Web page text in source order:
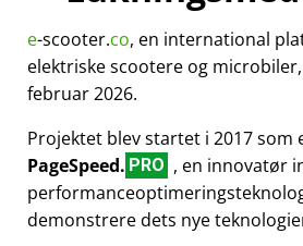
e-scooter.co, en international
elektriske scootere og
februar 2026.
Projektet blev startet i 2017
PageSpeed. PRO , en innovatør
demonstrere dets nye